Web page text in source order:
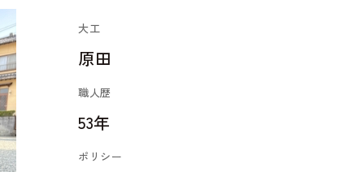
大工
原田
職人歴
53年
ポリシー